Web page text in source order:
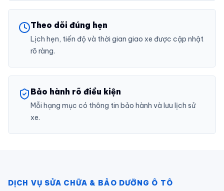
Theo dõi đúng hẹn
Lịch hẹn, tiến độ và thời gian giao xe được cập nhật
rõ ràng.
Bảo hành rõ điều kiện
Mỗi hạng mục có thông tin bảo hành và lưu lịch sử
xe.
DỊCH VỤ SỬA CHỮA & BẢO DƯỠNG Ô TÔ